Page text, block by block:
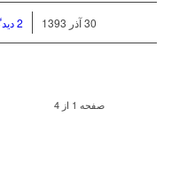
30 آذر 1393
/ 2 دیدگاه
صفحه 1 از 4